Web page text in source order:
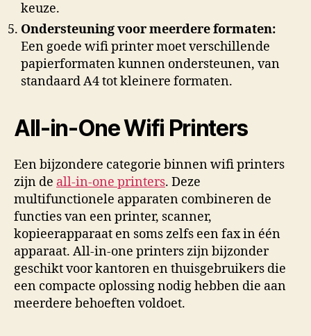
keuze.
Ondersteuning voor meerdere formaten:
Een goede wifi printer moet verschillende
papierformaten kunnen ondersteunen, van
standaard A4 tot kleinere formaten.
All-in-One Wifi Printers
Een bijzondere categorie binnen wifi printers
zijn de all-in-one printers. Deze
multifunctionele apparaten combineren de
functies van een printer, scanner,
kopieerapparaat en soms zelfs een fax in één
apparaat. All-in-one printers zijn bijzonder
geschikt voor kantoren en thuisgebruikers die
een compacte oplossing nodig hebben die aan
meerdere behoeften voldoet.